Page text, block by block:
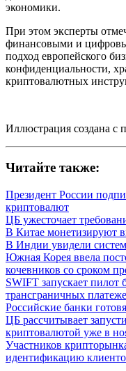
экономики.
При этом эксперты
финансовыми и
подход европейского
конфиденциальности,
криптовалютных
Иллюстрация создана с
Читайте также:
Президент России
криптовалют
ЦБ ужесточает
В Китае монетизируют
В Индии увидели
Южная Корея ввела
кочевников со сроком
SWIFT запускает пилот
трансграничных
Российские банки
ЦБ рассчитывает
криптовалютой уже в
Участников
идентификацию